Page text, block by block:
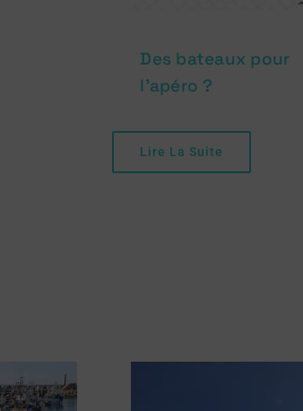
Des bateaux pour
l’apéro ?
Lire La Suite